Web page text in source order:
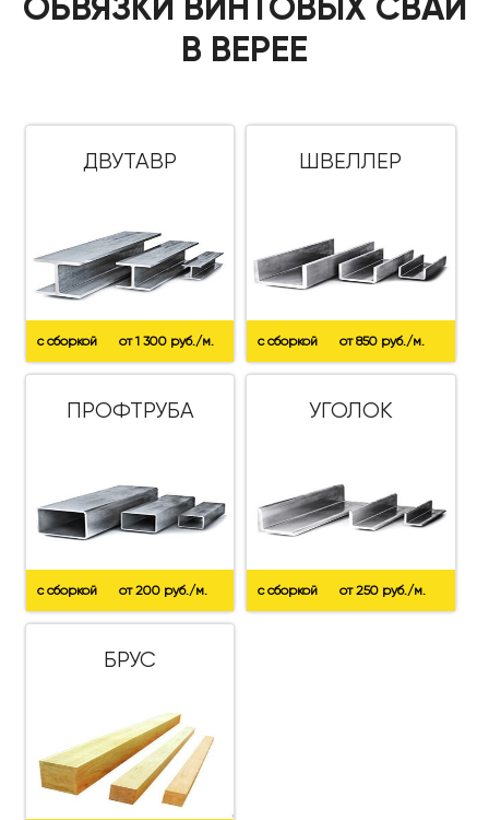
В ВЕРЕЕ
ДВУТАВР
с сборкой от 1 300 руб./м.
ШВЕЛЛЕР
с сборкой от 850 руб./м.
ПРОФТРУБА
с сборкой от 200 руб./м.
УГОЛОК
с сборкой от 250 руб./м.
БРУС